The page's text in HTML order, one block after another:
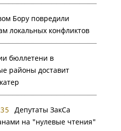
Бору повредили
локальных конфликтов
бюллетени в
районы доставит
Депутаты ЗакСа
на "нулевые чтения"